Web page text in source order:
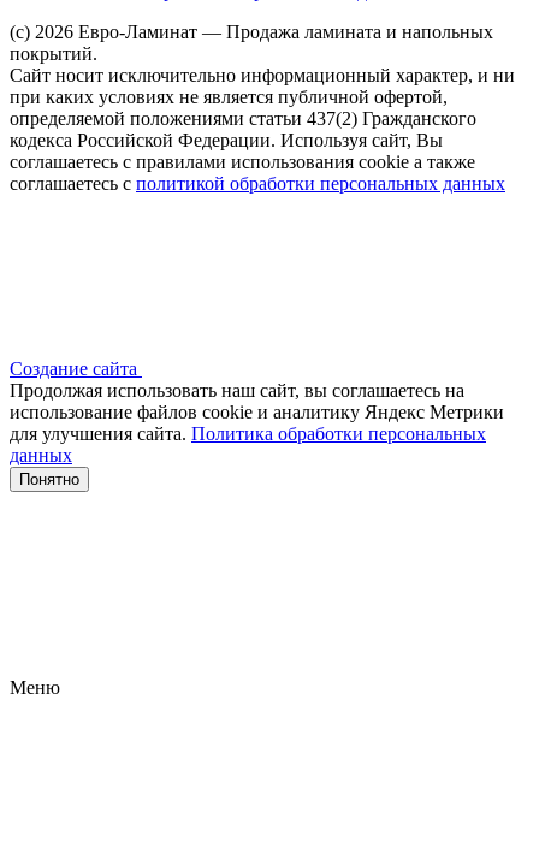
(c) 2026 Евро-Ламинат — Продажа ламината и напольных
покрытий.
Сайт носит исключительно информационный характер, и ни
при каких условиях не является публичной офертой,
определяемой положениями статьи 437(2) Гражданского
кодекса Российской Федерации. Используя сайт, Вы
соглашаетесь с правилами использования cookie а также
соглашаетесь с политикой обработки персональных данных
Создание сайта
Продолжая использовать наш сайт, вы соглашаетесь на
использование файлов сооkіе и аналитику Яндекс Метрики
для улучшения сайта. Политика обработки персональных
данных
Понятно
Меню